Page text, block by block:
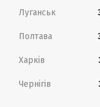
Луганськ
Полтава
Харків
Чернігів